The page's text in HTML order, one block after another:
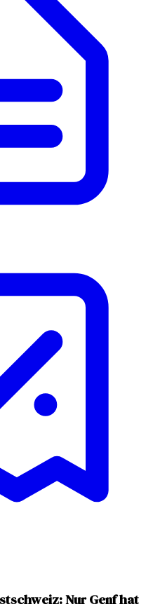
Nur Genf hat